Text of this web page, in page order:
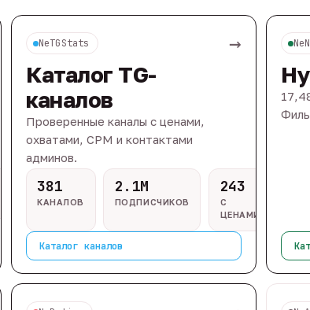
NeTGStats →
Каталог TG-
каналов
Проверенные каналы с ценами,
охватами, CPM и контактами
админов.
381
КАНАЛОВ
2.1M
ПОДПИСЧИКОВ
243
С
ЦЕНАМИ
Каталог каналов